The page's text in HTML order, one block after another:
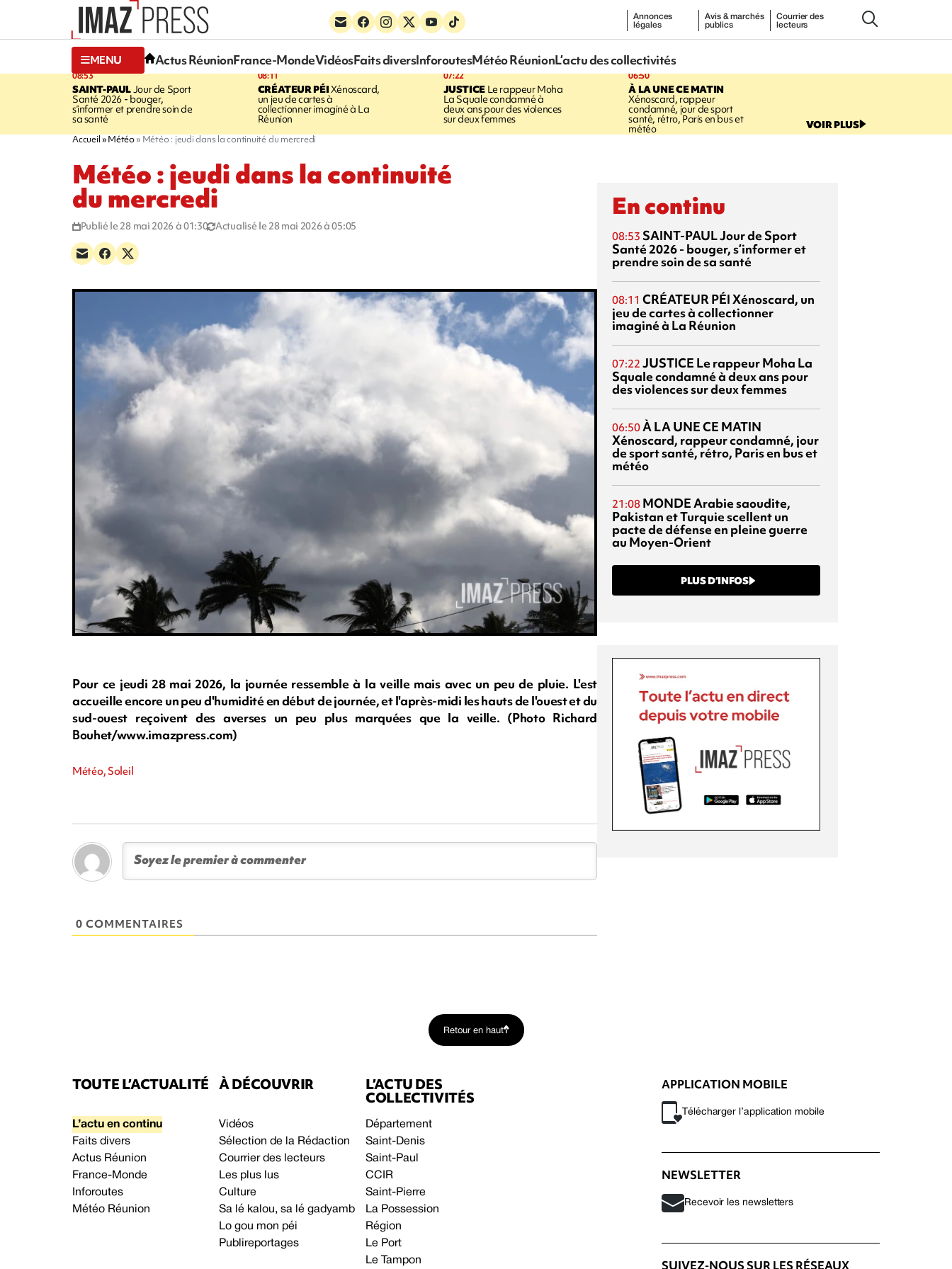
Annonces
légales
Avis & marchés
publics
Courrier des
lecteurs
MENU Actus RéunionFrance-MondeVidéosFaits diversInforoutesMétéo RéunionL’actu des collectivités
08:53
SAINT-PAULJour de Sport
Santé 2026 - bouger,
s’informer et prendre soin de
sa santé
08:11
CRÉATEUR PÉIXénoscard,
un jeu de cartes à
collectionner imaginé à La
Réunion
07:22
JUSTICELe rappeur Moha
La Squale condamné à
deux ans pour des violences
sur deux femmes
06:50
À LA UNE CE MATIN
Xénoscard, rappeur
condamné, jour de sport
santé, rétro, Paris en bus et
météo VOIR PLUS
Accueil Météo Météo : jeudi dans la continuité du mercredi
Météo : jeudi dans la continuité
du mercredi
Publié le 28 mai 2026 à 01:30 Actualisé le 28 mai 2026 à 05:05
Pour ce jeudi 28 mai 2026, la journée ressemble à la veille mais avec un peu de pluie. L'est
accueille encore un peu d'humidité en début de journée, et l'après-midi les hauts de l'ouest et du
sud-ouest reçoivent des averses un peu plus marquées que la veille. (Photo Richard
Bouhet/www.imazpress.com)
Météo, Soleil
0 COMMENTAIRES
En continu
08:53 SAINT-PAULJour de Sport
Santé 2026 - bouger, s’informer et
prendre soin de sa santé
08:11 CRÉATEUR PÉIXénoscard, un
jeu de cartes à collectionner
imaginé à La Réunion
07:22 JUSTICE Le rappeur Moha La
Squale condamné à deux ans pour
des violences sur deux femmes
06:50À LA UNE CE MATIN
Xénoscard, rappeur condamné, jour
de sport santé, rétro, Paris en bus et
météo
21:08 MONDEArabie saoudite,
Pakistan et Turquie scellent un
pacte de défense en pleine guerre
au Moyen-Orient
PLUS D’INFOS
Retour en haut
TOUTE L’ACTUALITÉ
L’actu en continu
Faits divers
Actus Réunion
France-Monde
Inforoutes
Météo Réunion
À DÉCOUVRIR
Vidéos
Sélection de la Rédaction
Courrier des lecteurs
Les plus lus
Culture
Sa lé kalou, sa lé gadyamb
Lo gou mon péi
Publireportages
L’ACTU DES
COLLECTIVITÉS
Département
Saint-Denis
Saint-Paul
CCIR
Saint-Pierre
La Possession
Région
Le Port
Le Tampon
APPLICATION MOBILE
Télécharger l’application mobile
NEWSLETTER
Recevoir les newsletters
SUIVEZ-NOUS SUR LES RÉSEAUX